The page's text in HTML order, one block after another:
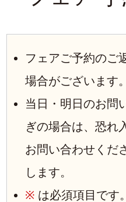
フェアご予約のご
場合がございます。
当日・明日のお問
ぎの場合は、恐れ
お問い合わせくだ
します。
※ は必須項目です。